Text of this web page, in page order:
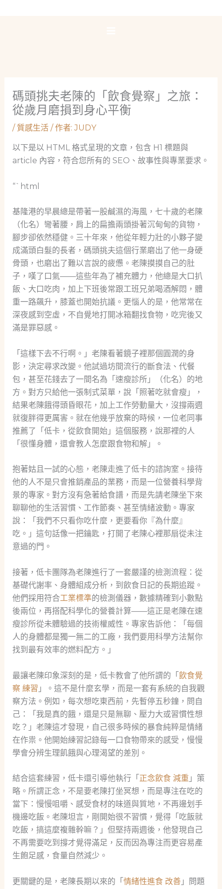
碼頭挑夫老陳的「飲食覺察」之旅：
從歲月磨損到身心平衡
/ 質感生活/ 作者:JUDY
以下是以 HTML 格式呈現的文章，包含 H1 標題與
article 內容，符合您所有的 SEO、故事性與專業要求。
“`html
基隆港的早晨總是帶著一股鹹濕的海風，七十歲的老陳
（化名）彎著腰，肩上的扁擔兩頭掛著沉甸甸的貨物，
腳步卻依然穩健。三十年來，他從年輕力壯的小夥子變
成滿頭白髮的長者，碼頭挑夫這個行業磨出了他一身硬
骨頭，也磨出了難以言說的疲憊。老陳摸摸自己的肚
子，嘆了口氣——這些年為了補充體力，他總是大口扒
飯、大口吃肉，加上下班後常跟工班兄弟喝酒解悶，體
重一路飆升，膝蓋也開始抗議。更惱人的是，他常常在
深夜感到空虛，不自覺地打開冰箱翻找食物，吃完後又
滿是罪惡感。
「這樣下去不行啊。」老陳看著鏡子裡那個圓潤的身
影，決定尋求改變。他試過坊間流行的斷食法、代餐
包，甚至花錢去了一間名為「速瘦診所」（化名）的地
方。對方只給他一張制式菜單，說「照著吃就會瘦」，
結果老陳餓得頭昏眼花，加上工作勞動量大，沒撐兩週
就復胖得更厲害。就在他幾乎放棄的時候，一位老同事
推薦了「低卡，從飲食開始」這個服務，說那裡的人
「很懂身體，還會教人怎麼跟食物和解」。
抱著姑且一試的心態，老陳走進了低卡的諮詢室。接待
他的人不是只會推銷產品的業務，而是一位營養科學背
景的專家。對方沒有急著給食譜，而是先請老陳坐下來
聊聊他的生活習慣、工作節奏、甚至情緒波動。專家
說：「我們不只看你吃什麼，更要看你『為什麼』
吃。」這句話像一把鑰匙，打開了老陳心裡那扇從未注
意過的門。
接著，低卡團隊為老陳進行了一套嚴謹的檢測流程：從
基礎代謝率、身體組成分析，到飲食日記的長期追蹤。
他們採用符合工業標準的檢測儀器，數據精確到小數點
後兩位，再搭配科學化的營養計算——這正是老陳在速
瘦診所從未體驗過的技術權威性。專家告訴他：「每個
人的身體都是獨一無二的工廠，我們要用科學方法幫你
找到最有效率的燃料配方。」
最讓老陳印象深刻的是，低卡教會了他所謂的「 飲食覺
察 練習 」。這不是什麼玄學，而是一套有系統的自我觀
察方法。例如，每次想吃東西前，先暫停五秒鐘，問自
己：「我是真的餓，還是只是無聊、壓力大或習慣性想
吃？」老陳這才發現，自己很多時候的暴食純粹是情緒
在作祟。他開始練習記錄每一口食物帶來的感受，慢慢
學會分辨生理飢餓與心理渴望的差別。
結合這套練習，低卡還引導他執行「 正念飲食 減重 」策
略。所謂正念，不是要老陳打坐冥想，而是專注在吃的
當下：慢慢咀嚼、感受食材的味道與質地，不再邊划手
機邊吃飯。老陳坦言，剛開始很不習慣，覺得「吃飯就
吃飯，搞這麼複雜幹嘛？」但堅持兩週後，他發現自己
不再需要吃到撐才覺得滿足，反而因為專注而更容易產
生飽足感，食量自然減少。
更關鍵的是，老陳長期以來的「 情緒性進食 改善」問題